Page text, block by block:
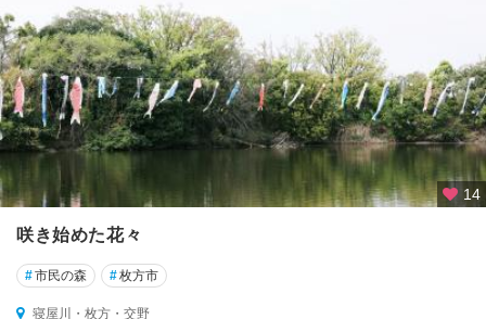
14
咲き始めた花々
#市民の森 #枚方市
寝屋川・枚方・交野